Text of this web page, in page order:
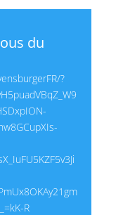
du
?
R